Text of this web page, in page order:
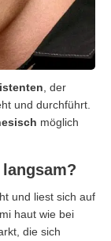
, der
und durchführt.
möglich
und liest sich auf
haut wie bei
die sich